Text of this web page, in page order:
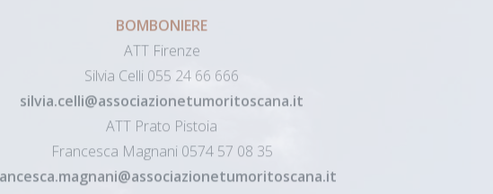
BOMBONIERE
ATT Firenze
Silvia Celli 055 24 66 666
silvia.celli@associazionetumoritoscana.it
ATT Prato Pistoia
Francesca Magnani 0574 57 08 35